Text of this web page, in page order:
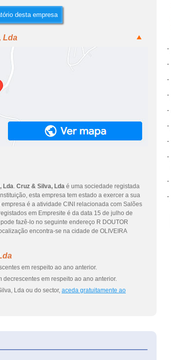
desta empresa
Lda
Lda. Cruz & Silva, Lda é uma sociedade registada
esta empresa tem estado a exercer a sua
é a atividade CINI relacionada com Salões
em Empresite é da data 15 de julho de
fazê-lo no seguinte endereço R DOUTOR
encontra-se na cidade de OLIVEIRA
em respeito ao ano anterior.
em respeito ao ano anterior.
Lda ou do sector, aceda gratuitamente ao